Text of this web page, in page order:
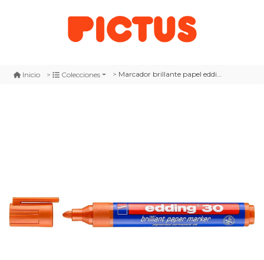
Inicio Colecciones Marcador brillante papel edding e-30 naranjo